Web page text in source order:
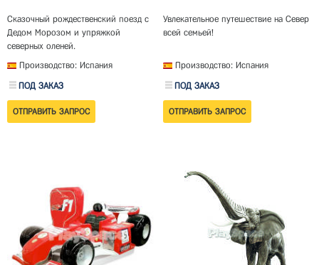
Сказочный рождественский поезд с
Дедом Морозом и упряжкой
северных оленей.
Производство: Испания
ПОД ЗАКАЗ
Увлекательное путешествие на Север
всей семьей!
Производство: Испания
ПОД ЗАКАЗ